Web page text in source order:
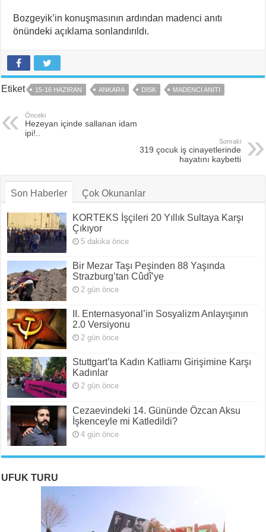
Bozgeyik’in konuşmasının ardından madenci anıtı
önündeki açıklama sonlandırıldı.
Etiket 15-16 HAZIRAN ANKARA DİSK MADENCI ANITI
Önceki
Hezeyan içinde sallanan idam
ipi!..
Sonraki
319 çocuk iş cinayetlerinde
hayatını kaybetti
Son Haberler Çok Okunanlar
KORTEKS İşçileri 20 Yıllık Sultaya Karşı
Çıkıyor
5 dakika önce
Bir Mezar Taşı Peşinden 88 Yaşında
Strazburg’tan Cûdî’ye
2 gün önce
II. Enternasyonal’in Sosyalizm Anlayışının
2.0 Versiyonu
2 gün önce
Stuttgart’ta Kadın Katliamı Girişimine Karşı
Kadınlar
2 gün önce
Cezaevindeki 14. Gününde Özcan Aksu
İşkenceyle mi Katledildi?
4 gün önce
UFUK TURU